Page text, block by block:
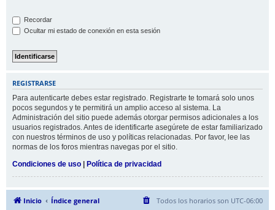
Recordar
Ocultar mi estado de conexión en esta sesión
REGISTRARSE
Para autenticarte debes estar registrado. Registrarte te tomará solo unos
pocos segundos y te permitirá un amplio acceso al sistema. La
Administración del sitio puede además otorgar permisos adicionales a los
usuarios registrados. Antes de identificarte asegúrete de estar familiarizado
con nuestros términos de uso y políticas relacionadas. Por favor, lee las
normas de los foros mientras navegas por el sitio.
Condiciones de uso | Política de privacidad
Inicio Índice general Todos los horarios son UTC-06:00